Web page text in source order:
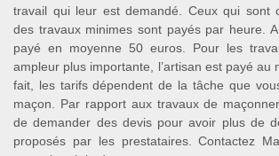
travail qui leur est demandé. Ceux qui sont
des travaux minimes sont payés par heure.
payé en moyenne 50 euros. Pour les
ampleur plus importante, l’artisan est payé au
fait, les tarifs dépendent de la tâche que
maçon. Par rapport aux travaux de
de demander des devis pour avoir plus de
proposés par les prestataires. Contactez